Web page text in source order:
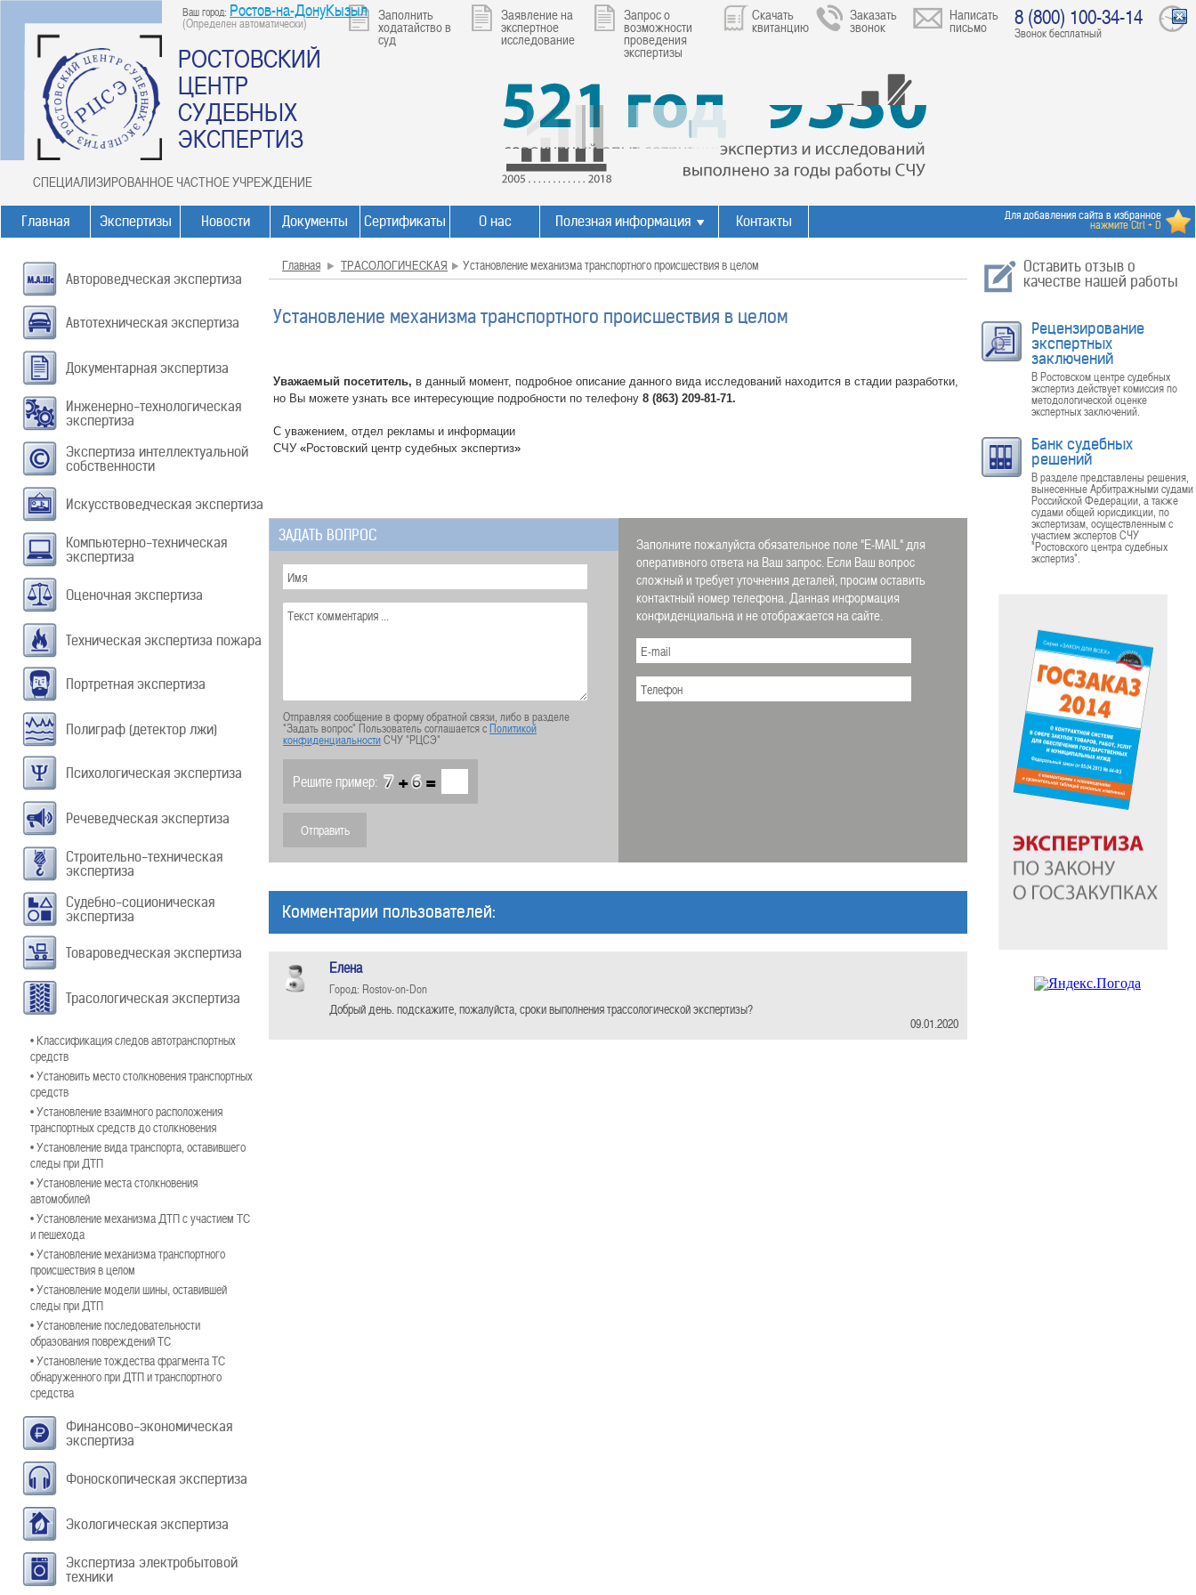
Ваш город: Ростов-на-ДонуКызыл
(Определен автоматически)
РОСТОВСКИЙ
ЦЕНТР
СУДЕБНЫХ
ЭКСПЕРТИЗ
СПЕЦИАЛИЗИРОВАННОЕ ЧАСТНОЕ УЧРЕЖДЕНИЕ
Заполнить
ходатайство в
суд
Заявление на
экспертное
исследование
Запрос о
возможности
проведения
экспертизы
Скачать
квитанцию
Заказать
звонок
Написать
письмо 8 (800) 100-34-14
Звонок бесплатный
Главная Экспертизы Новости Документы Сертификаты О нас Полезная информация Контакты Для добавления сайта в избранное
нажмите Ctrl + D
Автороведческая экспертиза
Автотехническая экспертиза
Документарная экспертиза
Инженерно-технологическая
экспертиза
Экспертиза интеллектуальной
собственности
Искусствоведческая экспертиза
Компьютерно-техническая
экспертиза
Оценочная экспертиза
Техническая экспертиза пожара
Портретная экспертиза
Полиграф (детектор лжи)
Психологическая экспертиза
Речеведческая экспертиза
Строительно-техническая
экспертиза
Судебно-соционическая
экспертиза
Товароведческая экспертиза
Трасологическая экспертиза
• Классификация следов автотранспортных
средств
• Установить место столкновения транспортных
средств
• Установление взаимного расположения
транспортных средств до столкновения
• Установление вида транспорта, оставившего
следы при ДТП
• Установление места столкновения
автомобилей
• Установление механизма ДТП с участием ТС
и пешехода
• Установление механизма транспортного
происшествия в целом
• Установление модели шины, оставившей
следы при ДТП
• Установление последовательности
образования повреждений ТС
• Установление тождества фрагмента ТС
обнаруженного при ДТП и транспортного
средства
Финансово-экономическая
экспертиза
Фоноскопическая экспертиза
Экологическая экспертиза
Экспертиза электробытовой
техники
Главная ТРАСОЛОГИЧЕСКАЯ Установление механизма транспортного происшествия в целом
Установление механизма транспортного происшествия в целом
Уважаемый посетитель, в данный момент, подробное описание данного вида исследований находится в стадии разработки,
но Вы можете узнать все интересующие подробности по телефону 8 (863) 209-81-71.
С уважением, отдел рекламы и информации
СЧУ «Ростовский центр судебных экспертиз»
ЗАДАТЬ ВОПРОС
Отправляя сообщение в форму обратной связи, либо в разделе
"Задать вопрос" Пользователь соглашается сПолитикой
конфиденциальностиСЧУ "РЦСЭ"
Решите пример: + =
Заполните пожалуйста обязательное поле "E-MAIL" для
оперативного ответа на Ваш запрос. Если Ваш вопрос
сложный и требует уточнения деталей, просим оставить
контактный номер телефона. Данная информация
конфиденциальна и не отображается на сайте.
Комментарии пользователей:
Елена
Город: Rostov-on-Don
Добрый день. подскажите, пожалуйста, сроки выполнения трассологической экспертизы?
09.01.2020
Оставить отзыв о
качестве нашей работы
Рецензирование
экспертных
заключений
В Ростовском центре судебных
экспертиз действует комиссия по
методологической оценке
экспертных заключений.
Банк судебных
решений
В разделе представлены решения,
вынесенные Арбитражными судами
Российской Федерации, а также
судами общей юрисдикции, по
экспертизам, осуществленным с
участием экспертов СЧУ
"Ростовского центра судебных
экспертиз".